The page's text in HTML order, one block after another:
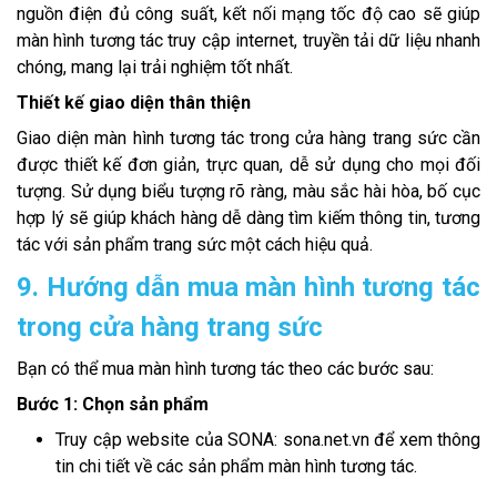
nguồn điện đủ công suất, kết nối mạng tốc độ cao sẽ giúp
màn hình tương tác truy cập internet, truyền tải dữ liệu nhanh
chóng, mang lại trải nghiệm tốt nhất.
Thiết kế giao diện thân thiện
Giao diện màn hình tương tác trong cửa hàng trang sức cần
được thiết kế đơn giản, trực quan, dễ sử dụng cho mọi đối
tượng. Sử dụng biểu tượng rõ ràng, màu sắc hài hòa, bố cục
hợp lý sẽ giúp khách hàng dễ dàng tìm kiếm thông tin, tương
tác với sản phẩm trang sức một cách hiệu quả.
9. Hướng dẫn mua màn hình tương tác
trong cửa hàng trang sức
Bạn có thể mua màn hình tương tác theo các bước sau:
Bước 1: Chọn sản phẩm
Truy cập website của SONA: sona.net.vn để xem thông
tin chi tiết về các sản phẩm màn hình tương tác.